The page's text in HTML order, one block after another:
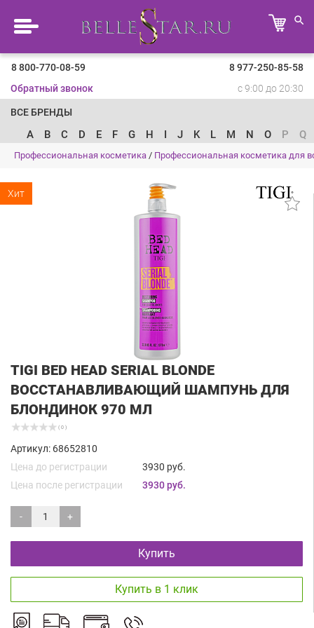
8 800-770-08-59
8 977-250-85-58
Обратный звонок
с 9:00 до 20:30
ВСЕ БРЕНДЫ
A B C D E F G H I J K L M N O P Q
Профессиональная косметика / Профессиональная косметика для
Хит
TIGI BED HEAD SERIAL BLONDE
ВОССТАНАВЛИВАЮЩИЙ ШАМПУНЬ ДЛЯ
БЛОНДИНОК 970 МЛ
( 0 )
Артикул: 68652810
Цена до регистрации
3930 руб.
Цена после регистрации
3930 руб.
- +
Купить
Купить в 1 клик